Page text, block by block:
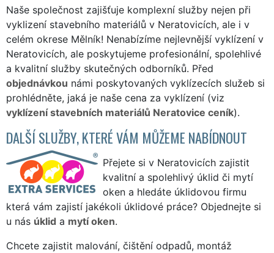
Naše společnost zajišťuje komplexní služby nejen při
vyklizení stavebního materiálů v Neratovicích, ale i v
celém okrese Mělník! Nenabízíme nejlevnější vyklízení v
Neratovicích, ale poskytujeme profesionální, spolehlivé
a kvalitní služby skutečných odborníků. Před
objednávkou námi poskytovaných vyklízecích služeb si
prohlédněte, jaká je naše cena za vyklízení (viz
vyklízení stavebních materiálů Neratovice ceník).
DALŠÍ SLUŽBY, KTERÉ VÁM MŮŽEME NABÍDNOUT
Přejete si v Neratovicích zajistit
kvalitní a spolehlivý úklid či mytí
oken a hledáte úklidovou firmu
která vám zajistí jakékoli úklidové práce? Objednejte si
u nás úklid a mytí oken.
Chcete zajistit malování, čištění odpadů, montáž